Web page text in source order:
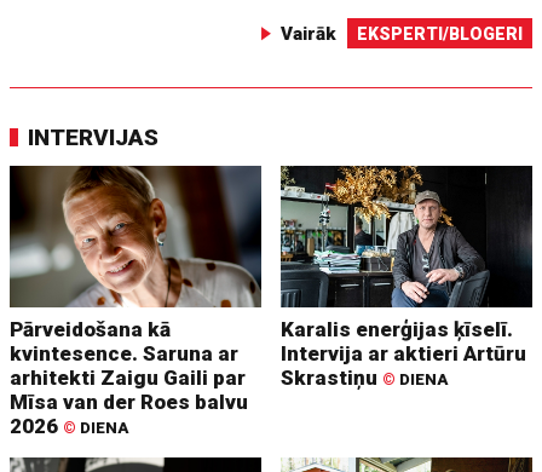
Vairāk EKSPERTI/BLOGERI
INTERVIJAS
Pārveidošana kā
kvintesence. Saruna ar
arhitekti Zaigu Gaili par
Mīsa van der Roes balvu
2026 © DIENA
Karalis enerģijas ķīselī.
Intervija ar aktieri Artūru
Skrastiņu © DIENA